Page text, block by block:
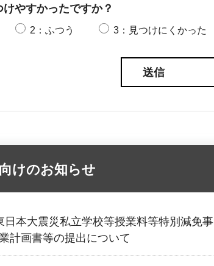
やすかったですか？
2：ふつう 3：見つけにくかった
けのお知らせ
日本大震災私立学校等授業料等特別減免事
計画書等の提出について